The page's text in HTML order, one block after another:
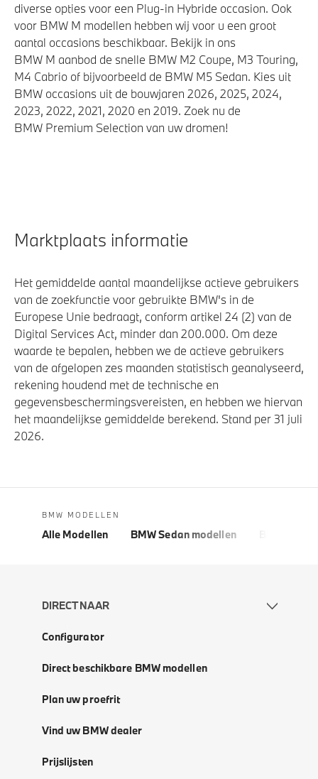
diverse opties voor een Plug-in Hybride occasion. Ook
voor BMW M modellen hebben wij voor u een groot
aantal occasions beschikbaar. Bekijk in ons
BMW M aanbod de snelle BMW M2 Coupe, M3 Touring,
M4 Cabrio of bijvoorbeeld de BMW M5 Sedan. Kies uit
BMW occasions uit de bouwjaren 2026, 2025, 2024,
2023, 2022, 2021, 2020 en 2019. Zoek nu de
BMW Premium Selection van uw dromen!
Marktplaats informatie
Het gemiddelde aantal maandelijkse actieve gebruikers
van de zoekfunctie voor gebruikte BMW's in de
Europese Unie bedraagt, conform artikel 24 (2) van de
Digital Services Act, minder dan 200.000. Om deze
waarde te bepalen, hebben we de actieve gebruikers
van de afgelopen zes maanden statistisch geanalyseerd,
rekening houdend met de technische en
gegevensbeschermingsvereisten, en hebben we hiervan
het maandelijkse gemiddelde berekend. Stand per 31 juli
2026.
BMW MODELLEN
Alle Modellen BMW Sedan modellen
DIRECT NAAR
Configurator
Direct beschikbare BMW modellen
Plan uw proefrit
Vind uw BMW dealer
Prijslijsten